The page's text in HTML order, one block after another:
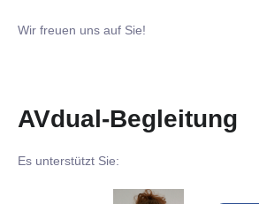
Wir freuen uns auf Sie!
AVdual-Begleitung
Es unterstützt Sie: